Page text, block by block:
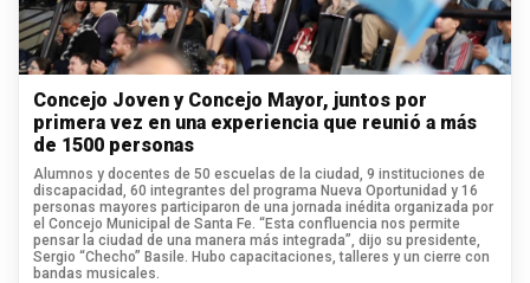
Concejo Joven y Concejo Mayor, juntos por
primera vez en una experiencia que reunió a más
de 1500 personas
Alumnos y docentes de 50 escuelas de la ciudad, 9 instituciones de
discapacidad, 60 integrantes del programa Nueva Oportunidad y 16
personas mayores participaron de una jornada inédita organizada por
el Concejo Municipal de Santa Fe. “Esta confluencia nos permite
pensar la ciudad de una manera más integrada”, dijo su presidente,
Sergio “Checho” Basile. Hubo capacitaciones, talleres y un cierre con
bandas musicales.